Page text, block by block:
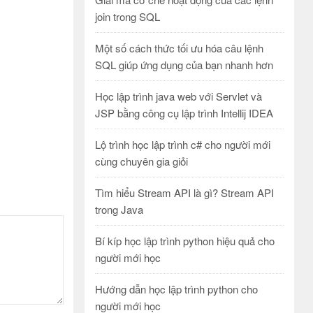
join trong SQL
Một số cách thức tối ưu hóa câu lệnh
SQL giúp ứng dụng của bạn nhanh hơn
Học lập trình java web với Servlet và
JSP bằng công cụ lập trình Intellij IDEA
Lộ trình học lập trình c# cho người mới
cùng chuyên gia giỏi
Tìm hiểu Stream API là gì? Stream API
trong Java
Bí kíp học lập trình python hiệu quả cho
người mới học
Hướng dẫn học lập trình python cho
người mới học